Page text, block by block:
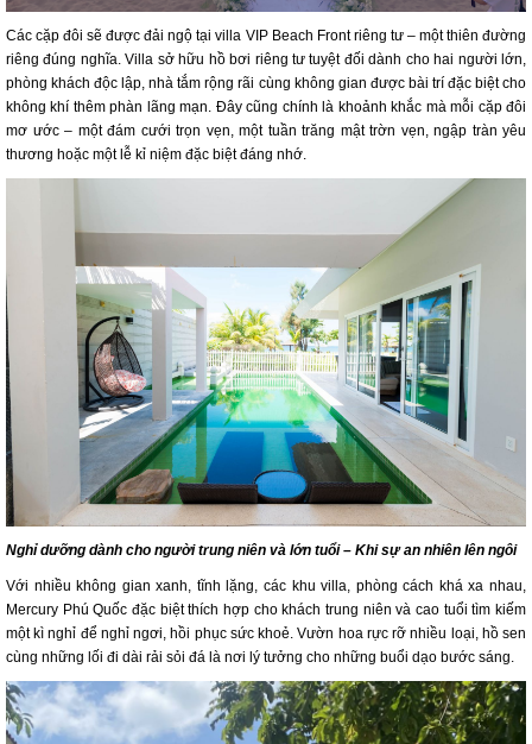
Các cặp đôi sẽ được đải ngộ tại villa VIP Beach Front riêng tư – một thiên đường
riêng đúng nghĩa. Villa sở hữu hồ bơi riêng tư tuyệt đối dành cho hai người lớn,
phòng khách độc lập, nhà tắm rộng rãi cùng không gian được bài trí đặc biệt cho
không khí thêm phàn lãng mạn. Đây cũng chính là khoảnh khắc mà mỗi cặp đôi
mơ ước – một đám cưới trọn vẹn, một tuần trăng mật trờn vẹn, ngập tràn yêu
thương hoặc một lễ kỉ niệm đặc biệt đáng nhớ.
Nghỉ dưỡng dành cho người trung niên và lớn tuổi – Khi sự an nhiên lên ngôi
Với nhiều không gian xanh, tĩnh lặng, các khu villa, phòng cách khá xa nhau,
Mercury Phú Quốc đặc biệt thích hợp cho khách trung niên và cao tuổi tìm kiếm
một kì nghỉ để nghỉ ngơi, hồi phục sức khoẻ. Vườn hoa rực rỡ nhiều loại, hồ sen
cùng những lối đi dài rải sỏi đá là nơi lý tưởng cho những buổi dạo bước sáng.